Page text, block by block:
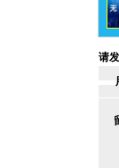
请